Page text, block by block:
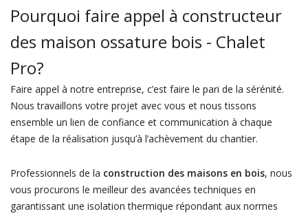
Pourquoi faire appel à constructeur
des maison ossature bois - Chalet
Pro?
Faire appel à notre entreprise, c’est faire le pari de la sérénité.
Nous travaillons votre projet avec vous et nous tissons
ensemble un lien de confiance et communication à chaque
étape de la réalisation jusqu’à l’achèvement du chantier.
Professionnels de la construction des maisons en bois, nous
vous procurons le meilleur des avancées techniques en
garantissant une isolation thermique répondant aux normes